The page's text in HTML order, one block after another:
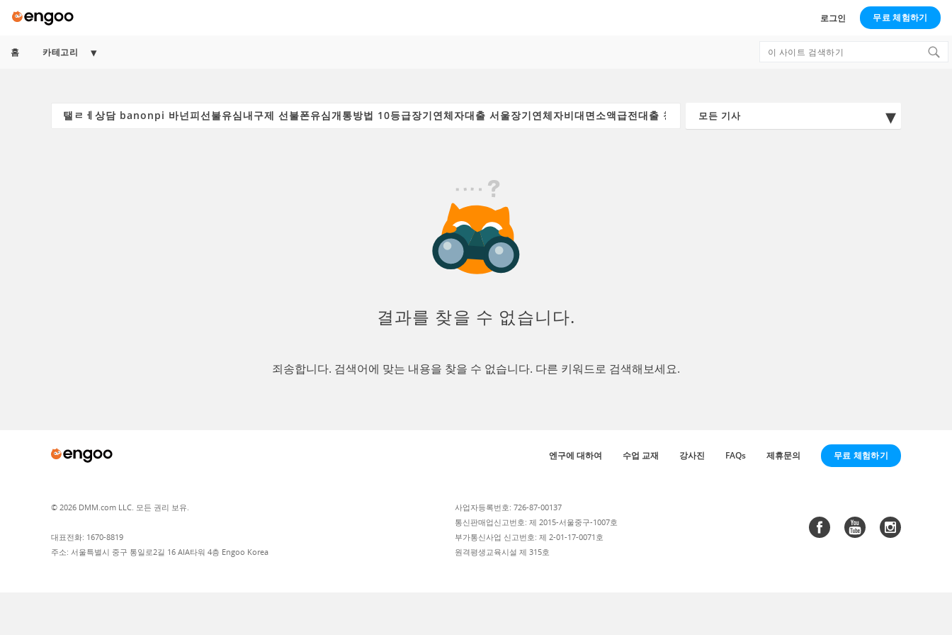
로그인 무료 체험하기
홈 카테고리
Search
Search
결과를 찾을 수 없습니다.
죄송합니다. 검색어에 맞는 내용을 찾을 수 없습니다. 다른 키워드로 검색해보세요.
엔구에 대하여 수업 교재 강사진 FAQs 제휴문의 무료 체험하기
© 2026 DMM.com LLC. 모든 권리 보유.
대표전화: 1670-8819
주소: 서울특별시 중구 통일로2길 16 AIA타워 4층 Engoo Korea
사업자등록번호: 726-87-00137
통신판매업신고번호: 제 2015-서울중구-1007호
부가통신사업 신고번호: 제 2-01-17-0071호
원격평생교육시설 제 315호